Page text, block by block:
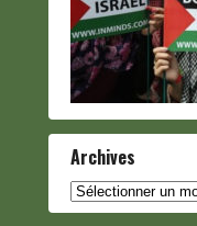
Archives
Archives